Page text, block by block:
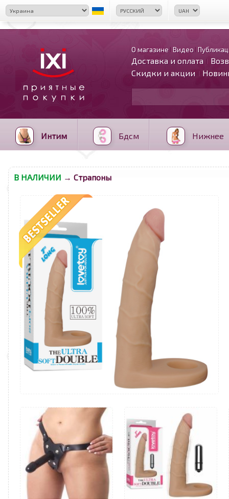
О магазине Видео
Доставка и оплата
Скидки и акции
Интим Бдсм Нижнее
В НАЛИЧИИ → Страпоны